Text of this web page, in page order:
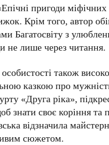
пригоди
. Крім того, автор
Багатосвіту з
не лише через читання.
також
казкою про
«Друга ріка»,
знати своє коріння
відзначила
сюжетом.